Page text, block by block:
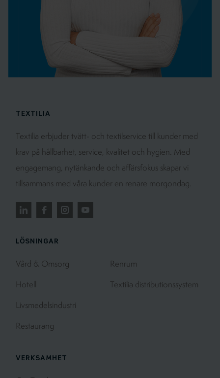
TEXTILIA
Textilia erbjuder tvätt- och textilservice till kunder med
krav på hållbarhet, service, kvalitet och hygien. Med
engagemang, nytänkande och affärsfokus skapar vi
tillsammans med våra kunder en renare morgondag.
LÖSNINGAR
Vård & Omsorg
Hotell
Livsmedelsindustri
Restaurang
Renrum
Textilia distributionssystem
VERKSAMHET